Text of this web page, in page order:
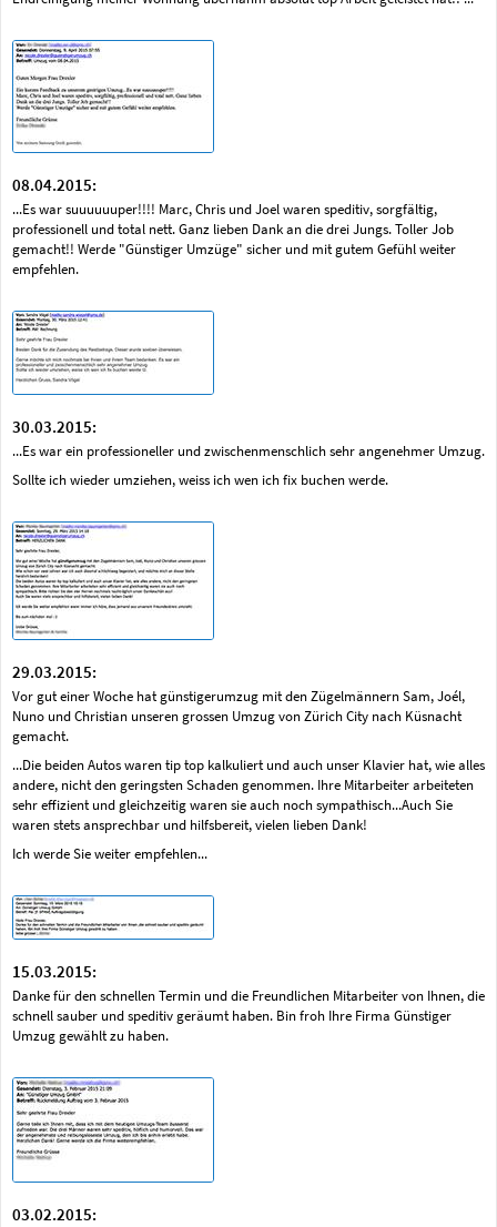
08.04.2015:
...Es war suuuuuuper!!!! Marc, Chris und Joel waren speditiv, sorgfältig,
professionell und total nett. Ganz lieben Dank an die drei Jungs. Toller Job
gemacht!! Werde "Günstiger Umzüge" sicher und mit gutem Gefühl weiter
empfehlen.
30.03.2015:
...Es war ein professioneller und zwischenmenschlich sehr angenehmer Umzug.
Sollte ich wieder umziehen, weiss ich wen ich fix buchen werde.
29.03.2015:
Vor gut einer Woche hat günstigerumzug mit den Zügelmännern Sam, Joél,
Nuno und Christian unseren grossen Umzug von Zürich City nach Küsnacht
gemacht.
...Die beiden Autos waren tip top kalkuliert und auch unser Klavier hat, wie alles
andere, nicht den geringsten Schaden genommen. Ihre Mitarbeiter arbeiteten
sehr effizient und gleichzeitig waren sie auch noch sympathisch...Auch Sie
waren stets ansprechbar und hilfsbereit, vielen lieben Dank!
Ich werde Sie weiter empfehlen...
15.03.2015:
Danke für den schnellen Termin und die Freundlichen Mitarbeiter von Ihnen, die
schnell sauber und speditiv geräumt haben. Bin froh Ihre Firma Günstiger
Umzug gewählt zu haben.
03.02.2015: